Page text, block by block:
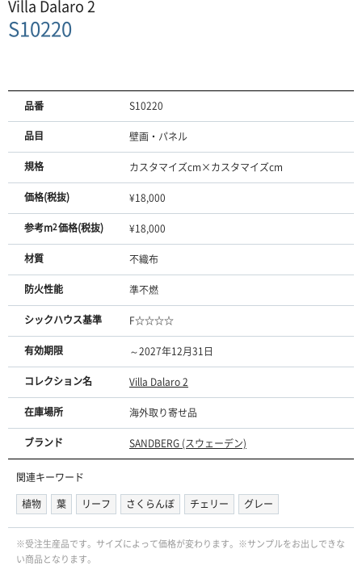
Villa Dalaro 2
S10220
品番 S10220
品目 壁画・パネル
規格 カスタマイズcm×カスタマイズcm
価格(税抜) ¥18,000
参考m2価格(税抜) ¥18,000
材質 不織布
防火性能 準不燃
シックハウス基準 F☆☆☆☆
有効期限 ～2027年12月31日
コレクション名 Villa Dalaro 2
在庫場所 海外取り寄せ品
ブランド SANDBERG (スウェーデン)
関連キーワード
植物
葉 リーフ さくらんぼ チェリー グレー
※受注生産品です。サイズによって価格が変わります。※サンプルをお出しできな
い商品となります。